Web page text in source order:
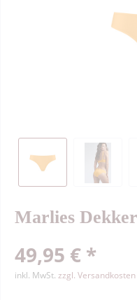
Marlies
49,95 € *
inkl. MwSt. zzgl. Versandkosten